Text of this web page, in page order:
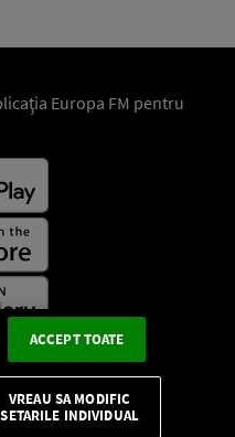
Europa FM pentru
ACCEPT TOATE
VREAU SA MODIFIC
SETARILE INDIVIDUAL